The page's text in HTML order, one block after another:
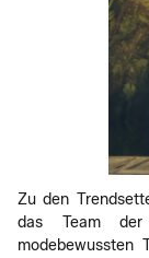
Zu den
das Team
modebewussten